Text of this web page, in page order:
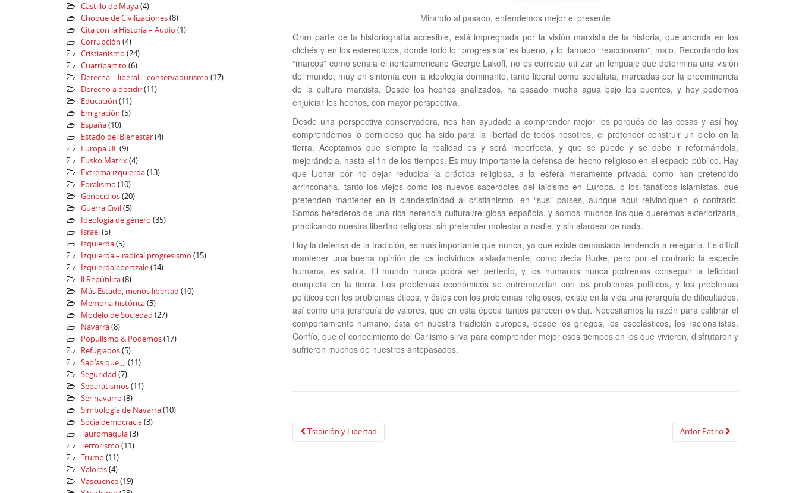
Castillo de Maya(4)
Choque de Civilizaciones(8)
Cita con la Historía – Audio (1)
Corrupción (4)
Cristianismo (24)
Cuatripartito (6)
Derecha – liberal – conservadurismo (17)
Derecho a decidir(11)
Educación (11)
Emigración (5)
España(10)
Estado del Bienestar(4)
Europa UE(9)
Eusko Matrix(4)
Extrema izquierda(13)
Foralismo (10)
Genocidios(20)
Guerra Civil(5)
Ideología de género (35)
Israel(5)
Izquierda(5)
Izquierda – radical progresismo (15)
Izquierda abertzale(14)
ll República(8)
Más Estado, menos libertad (10)
Memoria histórica(5)
Modelo de Sociedad (27)
Navarra(8)
Populismo & Podemos(17)
Refugiados(5)
Sabías que.,,,(11)
Seguridad (7)
Separatismos(11)
Ser navarro (8)
Simbología de Navarra(10)
Socialdemocracia(3)
Tauromaquia(3)
Terrorismo (11)
Trump(11)
Valores(4)
Vascuence(19)
Mirando al pasado, entendemos mejor el presente
Gran parte de la historiografía accesible, está impregnada por la visión marxista de la historia, que ahonda en los
clichés y en los estereotipos, donde todo lo “progresista” es bueno, y lo llamado “reaccionario”, malo. Recordando los
“marcos” como señala el norteamericano George Lakoff, no es correcto utilizar un lenguaje que determina una visión
del mundo, muy en sintonía con la ideología dominante, tanto liberal como socialista, marcadas por la preeminencia
de la cultura marxista. Desde los hechos analizados, ha pasado mucha agua bajo los puentes, y hoy podemos
enjuiciar los hechos, con mayor perspectiva.
Desde una perspectiva conservadora, nos han ayudado a comprender mejor los porqués de las cosas y así hoy
comprendemos lo pernicioso que ha sido para la libertad de todos nosotros, el pretender construir un cielo en la
tierra. Aceptamos que siempre la realidad es y será imperfecta, y que se puede y se debe ir reformándola,
mejorándola, hasta el fin de los tiempos. Es muy importante la defensa del hecho religioso en el espacio público. Hay
que luchar por no dejar reducida la práctica religiosa, a la esfera meramente privada, como han pretendido
arrinconarla, tanto los viejos como los nuevos sacerdotes del laicismo en Europa, o los fanáticos islamistas, que
pretenden mantener en la clandestinidad al cristianismo, en “sus” países, aunque aquí reivindiquen lo contrario.
Somos herederos de una rica herencia cultural/religiosa española, y somos muchos los que queremos exteriorizarla,
practicando nuestra libertad religiosa, sin pretender molestar a nadie, y sin alardear de nada.
Hoy la defensa de la tradición, es más importante que nunca, ya que existe demasiada tendencia a relegarla. Es difícil
mantener una buena opinión de los individuos aisladamente, como decía Burke, pero por el contrario la especie
humana, es sabia. El mundo nunca podrá ser perfecto, y los humanos nunca podremos conseguir la felicidad
completa en la tierra. Los problemas económicos se entremezclan con los problemas políticos, y los problemas
políticos con los problemas éticos, y éstos con los problemas religiosos, existe en la vida una jerarquía de dificultades,
así como una jerarquía de valores, que en esta época tantos parecen olvidar. Necesitamos la razón para calibrar el
comportamiento humano, ésta en nuestra tradición europea, desde los griegos, los escolásticos, los racionalistas.
Confío, que el conocimiento del Carlismo sirva para comprender mejor esos tiempos en los que vivieron, disfrutaron y
sufrieron muchos de nuestros antepasados.
Navegación
Tradición y Libertad Ardor Patrio